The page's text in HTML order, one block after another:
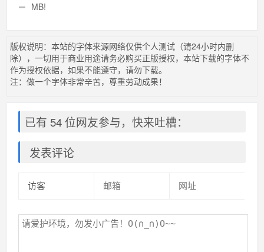
MB!
版权说明：本站的字体来源网络仅供个人测试（请24小时内删
除），一切用于商业用途请务必购买正版授权，本站下载的字体不
作为授权依据，如果不能遵守，请勿下载。
注：做一个字体非常辛苦，尊重劳动成果！
已有 54 位网友参与，快来吐槽：
发表评论